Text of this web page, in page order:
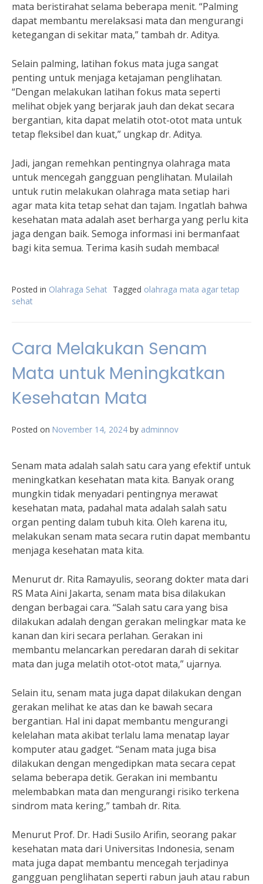
mata beristirahat selama beberapa menit. “Palming
dapat membantu merelaksasi mata dan mengurangi
ketegangan di sekitar mata,” tambah dr. Aditya.
Selain palming, latihan fokus mata juga sangat
penting untuk menjaga ketajaman penglihatan.
“Dengan melakukan latihan fokus mata seperti
melihat objek yang berjarak jauh dan dekat secara
bergantian, kita dapat melatih otot-otot mata untuk
tetap fleksibel dan kuat,” ungkap dr. Aditya.
Jadi, jangan remehkan pentingnya olahraga mata
untuk mencegah gangguan penglihatan. Mulailah
untuk rutin melakukan olahraga mata setiap hari
agar mata kita tetap sehat dan tajam. Ingatlah bahwa
kesehatan mata adalah aset berharga yang perlu kita
jaga dengan baik. Semoga informasi ini bermanfaat
bagi kita semua. Terima kasih sudah membaca!
Posted in Olahraga Sehat Tagged olahraga mata agar tetap
sehat
Cara Melakukan Senam
Mata untuk Meningkatkan
Kesehatan Mata
Posted on November 14, 2024 by adminnov
Senam mata adalah salah satu cara yang efektif untuk
meningkatkan kesehatan mata kita. Banyak orang
mungkin tidak menyadari pentingnya merawat
kesehatan mata, padahal mata adalah salah satu
organ penting dalam tubuh kita. Oleh karena itu,
melakukan senam mata secara rutin dapat membantu
menjaga kesehatan mata kita.
Menurut dr. Rita Ramayulis, seorang dokter mata dari
RS Mata Aini Jakarta, senam mata bisa dilakukan
dengan berbagai cara. “Salah satu cara yang bisa
dilakukan adalah dengan gerakan melingkar mata ke
kanan dan kiri secara perlahan. Gerakan ini
membantu melancarkan peredaran darah di sekitar
mata dan juga melatih otot-otot mata,” ujarnya.
Selain itu, senam mata juga dapat dilakukan dengan
gerakan melihat ke atas dan ke bawah secara
bergantian. Hal ini dapat membantu mengurangi
kelelahan mata akibat terlalu lama menatap layar
komputer atau gadget. “Senam mata juga bisa
dilakukan dengan mengedipkan mata secara cepat
selama beberapa detik. Gerakan ini membantu
melembabkan mata dan mengurangi risiko terkena
sindrom mata kering,” tambah dr. Rita.
Menurut Prof. Dr. Hadi Susilo Arifin, seorang pakar
kesehatan mata dari Universitas Indonesia, senam
mata juga dapat membantu mencegah terjadinya
gangguan penglihatan seperti rabun jauh atau rabun